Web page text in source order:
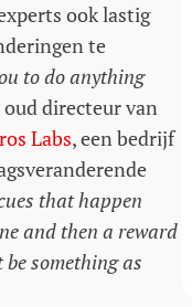
ook lastig
te
to do anything
directeur van
Labs, een bedrijf
that happen
and then a reward
something as